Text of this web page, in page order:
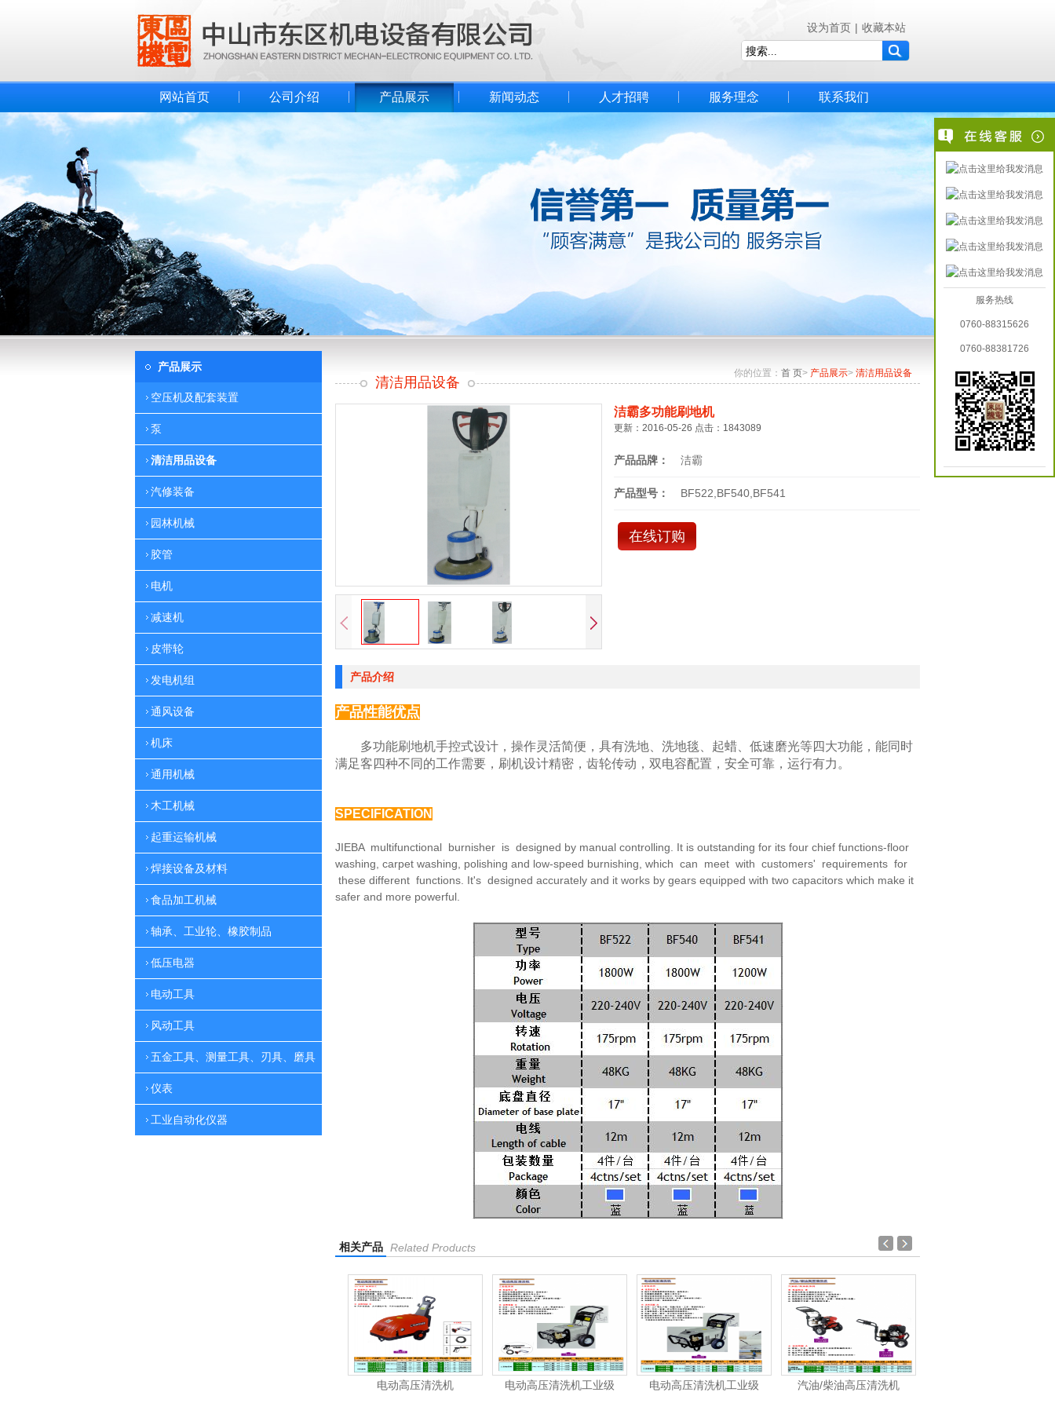
设为首页 | 收藏本站
网站首页 公司介绍 产品展示 新闻动态 人才招聘 服务理念 联系我们
产品展示
空压机及配套装置
泵
清洁用品设备
汽修装备
园林机械
胶管
电机
减速机
皮带轮
发电机组
通风设备
机床
通用机械
木工机械
起重运输机械
焊接设备及材料
食品加工机械
轴承、工业轮、橡胶制品
低压电器
电动工具
风动工具
五金工具、测量工具、刃具、磨具
仪表
工业自动化仪器
你的位置： 首 页> 产品展示> 清洁用品设备
清洁用品设备
洁霸多功能刷地机
更新：2016-05-26 点击：1843089
产品品牌： 洁霸
产品型号： BF522,BF540,BF541
在线订购
产品介绍
产品性能优点
多功能刷地机手控式设计，操作灵活简便，具有洗地、 洗地毯、起蜡、低速磨光等四大功能，能同时
满足客四种不同的工作需要，刷机设计精密，齿轮传动，双电容配置， 安全可靠，运行有力。
SPECIFICATION
JIEBA multifunctional burnisher is designed by manual controlling. It is outstanding for its four chief functions-floor
washing, carpet washing, polishing and low-speed burnishing, which can meet with customers' requirements for
these different functions. It's designed accurately and it works by gears equipped with two capacitors which make it
safer and more powerful.
相关产品 Related Products
电动高压清洗机工业级 电动高压清洗机工业级 汽油/柴油高压清洗机 洁霸-洗地机、洗地车系
服务热线
0760-88315626
0760-88381726